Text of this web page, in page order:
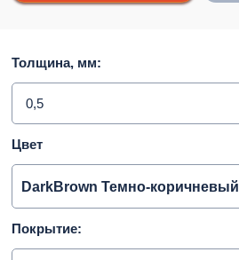
Толщина, мм:
0,5
Цвет
DarkBrown Темно-коричневый
Покрытие: